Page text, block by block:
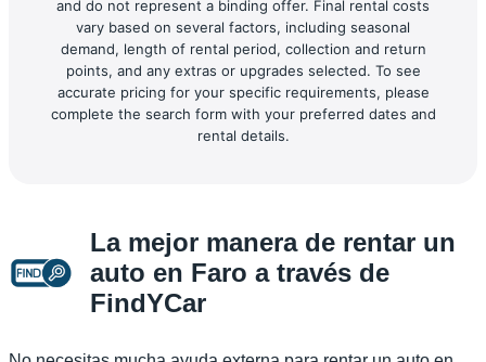
and do not represent a binding offer. Final rental costs
vary based on several factors, including seasonal
demand, length of rental period, collection and return
points, and any extras or upgrades selected. To see
accurate pricing for your specific requirements, please
complete the search form with your preferred dates and
rental details.
La mejor manera de rentar un
auto en Faro a través de
FindYCar